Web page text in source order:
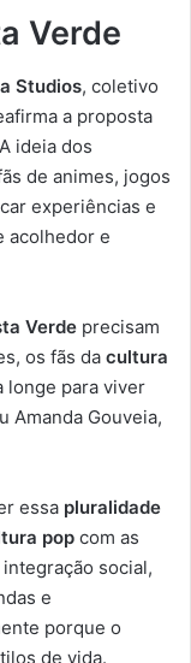
Verde
Studios, coletivo
a proposta
ideia dos
de animes, jogos
experiências e
acolhedor e
Verde precisam
os fãs da cultura
longe para viver
Amanda Gouveia,
essa pluralidade
pop com as
social,
e
porque o
de vida.